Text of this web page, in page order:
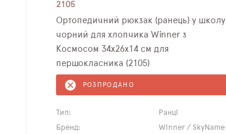
2105
Ортопедичний рюкзак (ранець) у школу
чорний для хлопчика Winner з
Космосом 34х26х14 см для
першокласника (2105)
РОЗПРОДАНО
Тип:
Ранці
Бренд:
Winner / SkyName